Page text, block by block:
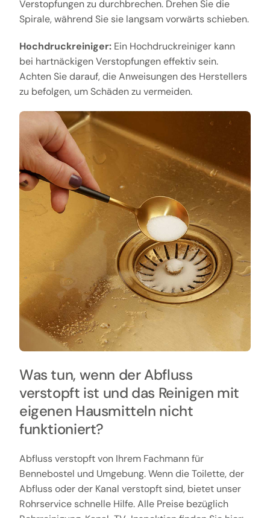
Verstopfungen zu durchbrechen. Drehen Sie die
Spirale, während Sie sie langsam vorwärts schieben.
Hochdruckreiniger:Ein Hochdruckreiniger kann
bei hartnäckigen Verstopfungen effektiv sein.
Achten Sie darauf, die Anweisungen des Herstellers
zu befolgen, um Schäden zu vermeiden.
Was tun, wenn der Abfluss
verstopft ist und das Reinigen mit
eigenen Hausmitteln nicht
funktioniert?
Abfluss verstopft von Ihrem Fachmann für
Bennebostel und Umgebung. Wenn die Toilette, der
Abfluss oder der Kanal verstopft sind, bietet unser
Rohrservice schnelle Hilfe. Alle Preise bezüglich